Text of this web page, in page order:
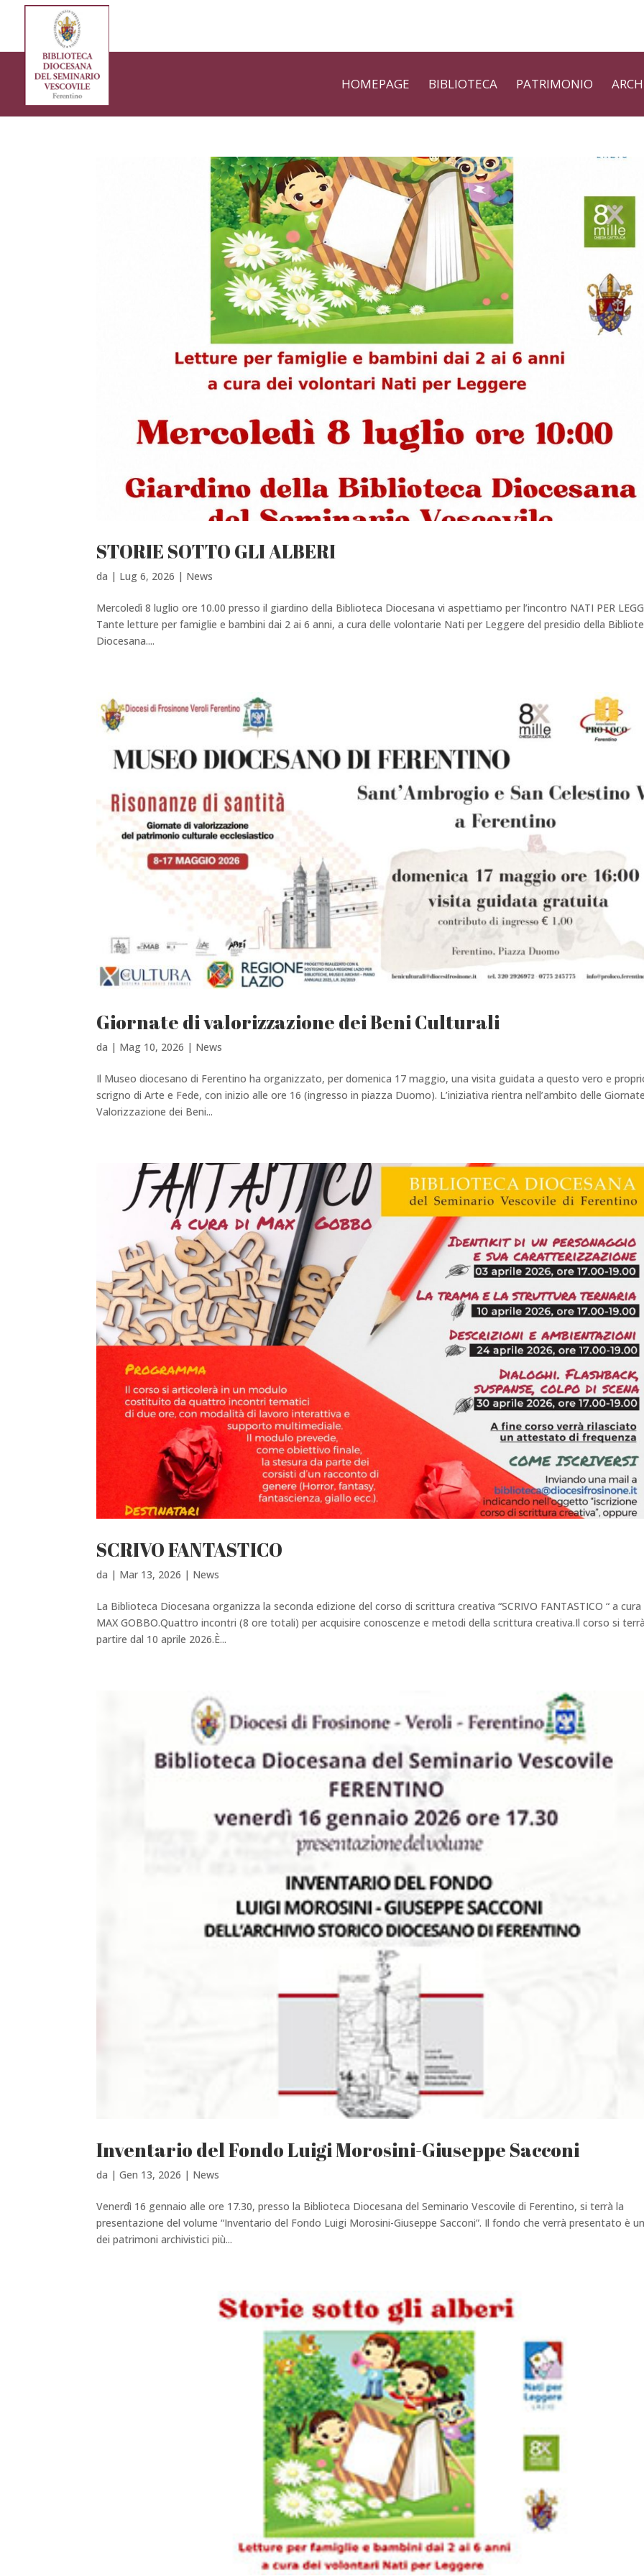
HOMEPAGE BIBLIOTECA PATRIMONIO
STORIE SOTTO GLI ALBERI
da | Lug 6, 2026 | News
Mercoledì 8 luglio ore 10.00 presso il giardino della Biblioteca Diocesana vi aspettiamo per l’incontro NATI PER
Tante letture per famiglie e bambini dai 2 ai 6 anni, a cura delle volontarie Nati per Leggere del presidio della
Diocesana....
Giornate di valorizzazione dei Beni Culturali
da | Mag 10, 2026 | News
Il Museo diocesano di Ferentino ha organizzato, per domenica 17 maggio, una visita guidata a questo vero e
scrigno di Arte e Fede, con inizio alle ore 16 (ingresso in piazza Duomo). L’iniziativa rientra nell’ambito delle
Valorizzazione dei Beni...
SCRIVO FANTASTICO
da | Mar 13, 2026 | News
La Biblioteca Diocesana organizza la seconda edizione del corso di scrittura creativa “SCRIVO FANTASTICO “ a cura
MAX GOBBO.Quattro incontri (8 ore totali) per acquisire conoscenze e metodi della scrittura creativa.Il corso si
partire dal 10 aprile 2026.È...
Inventario del Fondo Luigi Morosini-Giuseppe Sacconi
da |Gen 13, 2026 | News
Venerdì 16 gennaio alle ore 17.30, presso la Biblioteca Diocesana del Seminario Vescovile di Ferentino, si terrà la
presentazione del volume “Inventario del Fondo Luigi Morosini-Giuseppe Sacconi”. Il fondo che verrà presentato è
dei patrimoni archivistici più...